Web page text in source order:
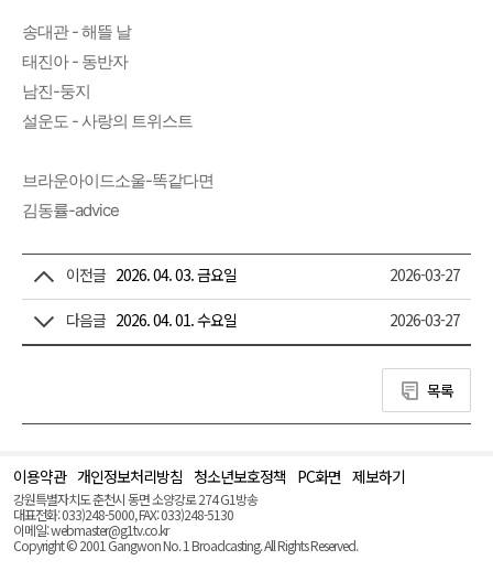
송대관 - 해뜰 날
태진아 - 동반자
남진-둥지
설운도 - 사랑의 트위스트
브라운아이드소울-똑같다면
김동률-advice
이전글 2026. 04. 03. 금요일 2026-03-27
다음글 2026. 04. 01. 수요일 2026-03-27
목록
이용약관 개인정보처리방침 청소년보호정책 PC화면 제보하기
강원특별자치도 춘천시 동면 소양강로 274 G1방송
대표전화: 033)248-5000, FAX: 033)248-5130
이메일: webmaster@g1tv.co.kr
Copyright © 2001 Gangwon No. 1 Broadcasting. All Rights Reserved.